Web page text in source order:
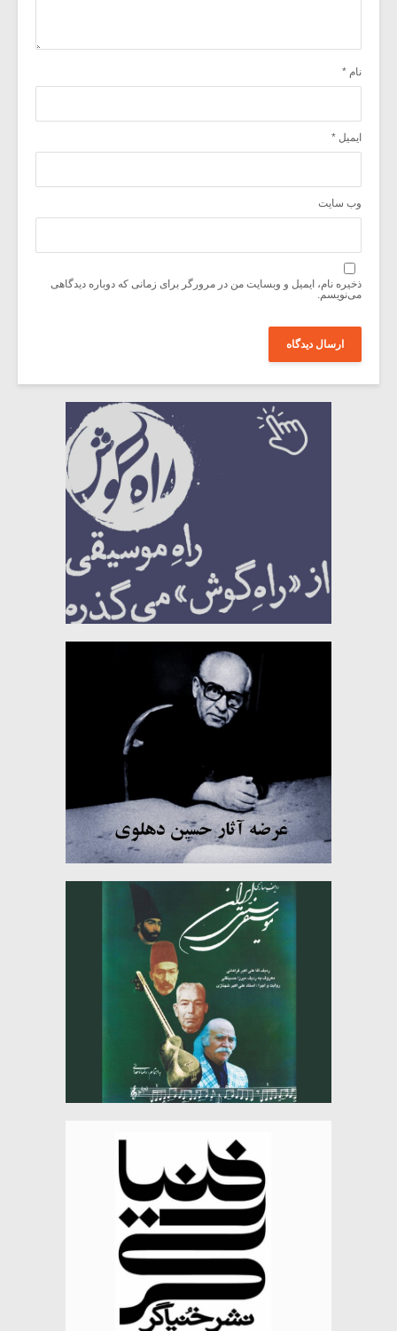
نام *
ایمیل *
وب‌ سایت
ذخیره نام، ایمیل و وبسایت من در مرورگر برای زمانی که دوباره دیدگاهی
می‌نویسم.